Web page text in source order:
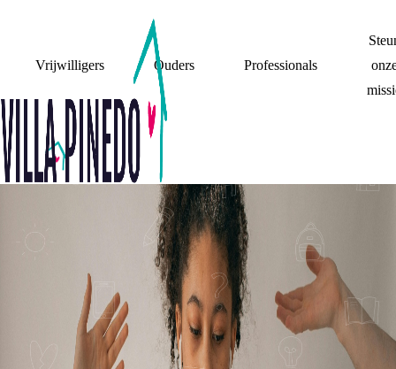
Vrijwilligers Ouders Professionals
'ALS IK IETS
LEUKS HAD